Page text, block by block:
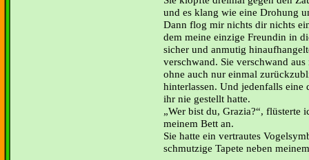
und es klang wie eine Drohung
Dann flog mir nichts dir nichts
dem meine einzige Freundin in
sicher und anmutig
verschwand. Sie verschwand
ohne auch nur einmal
hinterlassen. Und jedenfalls eine
ihr nie gestellt hatte.
Wer bist du, Grazia?“, flüsterte
meinem Bett an.
Sie hatte ein vertrautes
schmutzige Tapete neben